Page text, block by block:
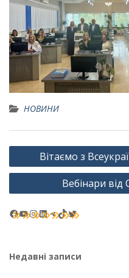
НОВИНИ
Навігація
записів
Вітаємо з
Вебінари від
Facebook
YouTube
Instagram
LinkedIn
Telegram
TikTok
Twitter
Недавні записи